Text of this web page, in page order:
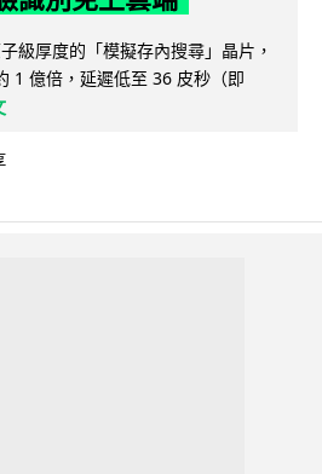
級厚度的「模擬存內搜尋」晶片，
1 億倍，延遲低至 36 皮秒（即